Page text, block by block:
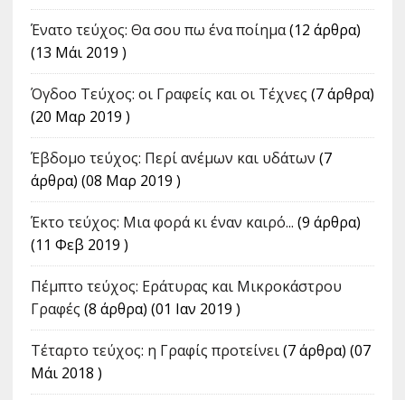
Ένατο τεύχος: Θα σου πω ένα ποίημα(12 άρθρα)
(13 Μάι 2019 )
Όγδοο Τεύχος: οι Γραφείς και οι Τέχνες (7 άρθρα)
(20 Μαρ 2019 )
Έβδομο τεύχος: Περί ανέμων και υδάτων (7
άρθρα) (08 Μαρ 2019 )
Έκτο τεύχος: Μια φορά κι έναν καιρό... (9 άρθρα)
(11 Φεβ 2019 )
Πέμπτο τεύχος: Εράτυρας και Μικροκάστρου
Γραφές (8 άρθρα) (01 Ιαν 2019 )
Τέταρτο τεύχος: η Γραφίς προτείνει(7 άρθρα) (07
Μάι 2018 )